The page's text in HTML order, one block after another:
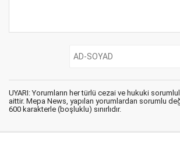
UYARI: Yorumların her türlü cezai ve hukuki
aittir. Mepa News, yapılan yorumlardan sorumlu
600 karakterle (boşluklu) sınırlıdır.